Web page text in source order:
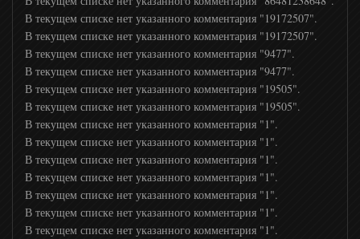
В текущем списке нет указанного комментария "19172507".
В текущем списке нет указанного комментария "19172507".
В текущем списке нет указанного комментария "9477".
В текущем списке нет указанного комментария "9477".
В текущем списке нет указанного комментария "19505".
В текущем списке нет указанного комментария "19505".
В текущем списке нет указанного комментария "1".
В текущем списке нет указанного комментария "1".
В текущем списке нет указанного комментария "1".
В текущем списке нет указанного комментария "1".
В текущем списке нет указанного комментария "1".
В текущем списке нет указанного комментария "1".
В текущем списке нет указанного комментария "1".